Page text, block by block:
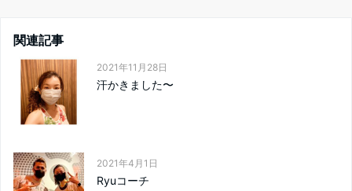
関連記事
2021年11月28日
汗かきました〜
2021年4月1日
Ryuコーチ